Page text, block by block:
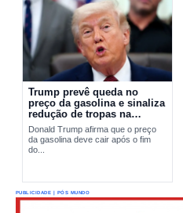
Trump prevê queda no
preço da gasolina e sinaliza
redução de tropas na
Europa
Donald Trump afirma que o preço
da gasolina deve cair após o fim
do...
PUBLICIDADE | PÓS MUNDO